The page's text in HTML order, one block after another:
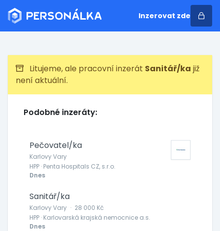
Inzerovat zde
Litujeme, ale pracovní inzerát Sanitář/ka již
není aktuální.
Podobné inzeráty:
Pečovatel/ka
Karlovy Vary
HPP · Penta Hospitals CZ, s.r.o.
Dnes
Sanitář/ka
Karlovy Vary · 28 000 Kč
HPP · Karlovarská krajská nemocnice a.s.
Dnes